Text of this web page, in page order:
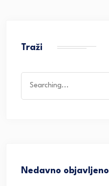
Traži
for:
Nedavno objavljeno